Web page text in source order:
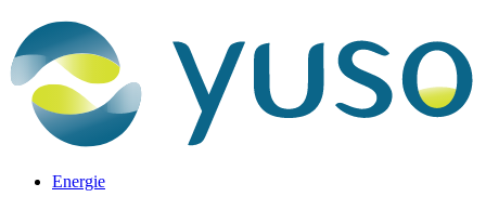
Energie